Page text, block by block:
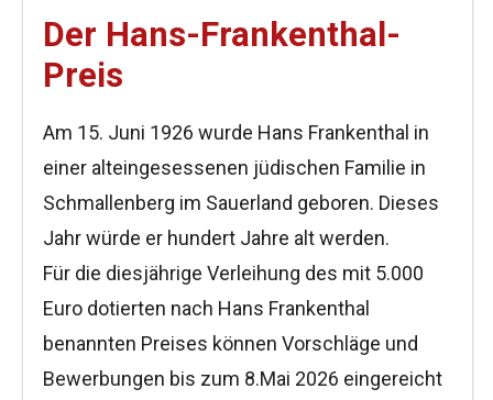
Der Hans-Frankenthal-
Preis
Am 15. Juni 1926 wurde Hans Frankenthal in
einer alteingesessenen jüdischen Familie in
Schmallenberg im Sauerland geboren. Dieses
Jahr würde er hundert Jahre alt werden.
Für die diesjährige Verleihung des mit 5.000
Euro dotierten nach Hans Frankenthal
benannten Preises können Vorschläge und
Bewerbungen bis zum 8.Mai 2026 eingereicht